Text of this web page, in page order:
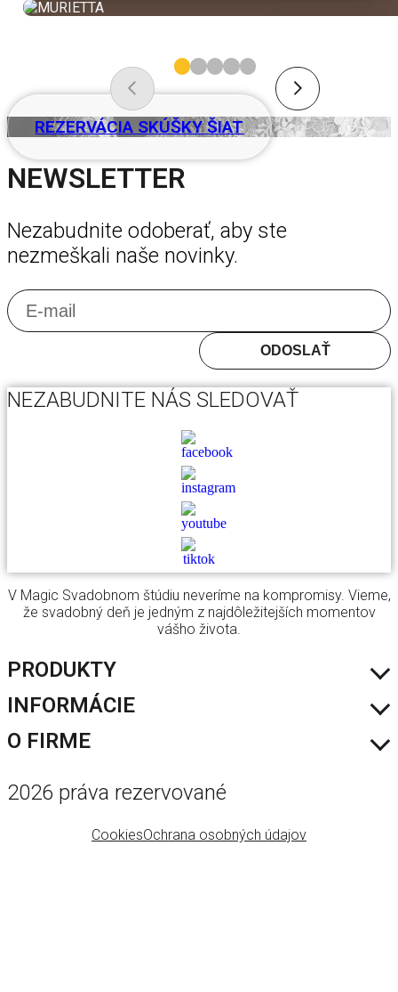
REZERVÁCIA SKÚŠKY ŠIAT
NEWSLETTER
Nezabudnite odoberať, aby ste
nezmeškali naše novinky.
ODOSLAŤ
NEZABUDNITE NÁS SLEDOVAŤ
V Magic Svadobnom štúdiu neveríme na kompromisy. Vieme,
že svadobný deň je jedným z najdôležitejších momentov
vášho života.
PRODUKTY
Šaty
Výpredaj
INFORMÁCIE
Skúška šiat
O FIRME
Kontakt
2026 práva rezervované
CookiesOchrana osobných údajov